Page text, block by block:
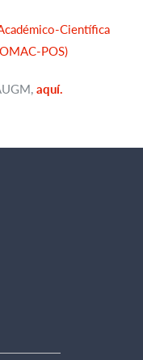
Científica
POS)
aquí.